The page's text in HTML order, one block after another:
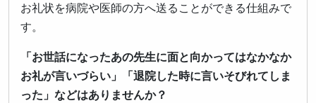
お礼状を病院や医師の方へ送ることができる仕組みで
す。
「お世話になったあの先生に面と向かってはなかなか
お礼が言いづらい」「退院した時に言いそびれてしま
った」などはありませんか？